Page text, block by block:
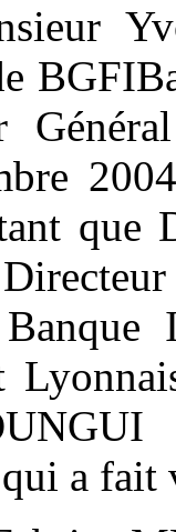
que
a fait